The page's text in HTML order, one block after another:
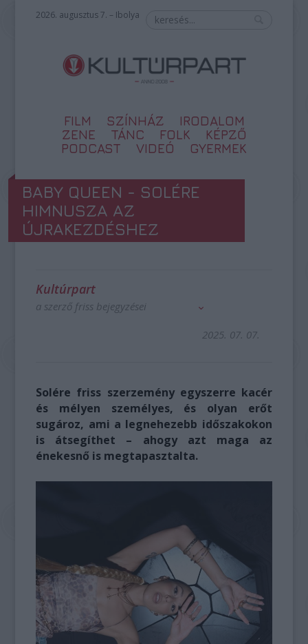
2026. augusztus 7. – Ibolya
FILM SZÍNHÁZ
IRODALOM
ZENE
TÁNC FOLK
KÉPZŐ
PODCAST
VIDEÓ GYERMEK
BABY QUEEN - SOLÉRE
HIMNUSZA AZ
ÚJRAKEZDÉSHEZ
Kultúrpart
a szerző friss bejegyzései
2025. 07. 07.
Solére friss szerzemény egyszerre kacér
és mélyen személyes, és olyan erőt
sugároz, ami a legnehezebb időszakokon
is átsegíthet – ahogy azt maga az
énekesnő is megtapasztalta.